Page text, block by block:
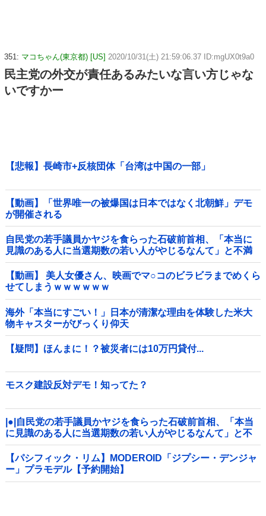
351: マコちゃん(東京都) [US] 2020/10/31(土) 21:59:06.37 ID:mgUX0t9a0
民主党の外交が責任あるみたいな言い方じゃな
いですかー
【悲報】長崎市+反核団体「台湾は中国の一部」
【動画】「世界唯一の被爆国は日本ではなく北朝鮮」デモ
が開催される
自民党の若手議員かヤジを食らった石破前首相、「本当に
見識のある人に当選期数の若い人がやじるなんて」と不満
たらたらな様子を見せて……他
【動画】 美人女優さん、映画でマ○コのビラビラまでめくら
せてしまうｗｗｗｗｗｗ
海外「本当にすごい！」日本が清潔な理由を体験した米大
物キャスターがびっくり仰天
【疑問】ほんまに！？被災者には10万円貸付...
モスク建設反対デモ！知ってた？
|●|自民党の若手議員かヤジを食らった石破前首相、「本当
に見識のある人に当選期数の若い人がやじるなんて」と不
満たらたらな様子を見せて……
【パシフィック・リム】MODEROID「ジプシー・デンジャ
ー」プラモデル【予約開始】